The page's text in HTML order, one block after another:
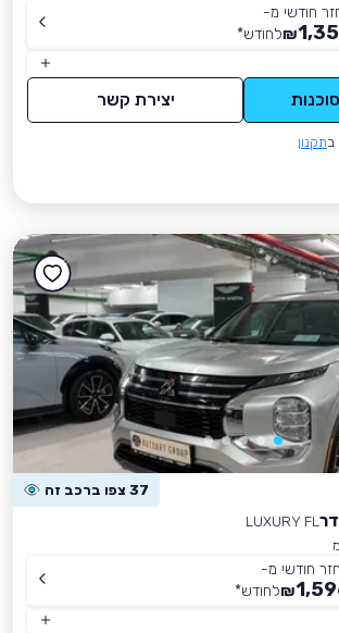
חודשי מ-
₪לחודש*
יצירת קשר
בתקנון
37 צפו ברכב זה
LUXURY FL
חודשי מ-
₪לחודש*